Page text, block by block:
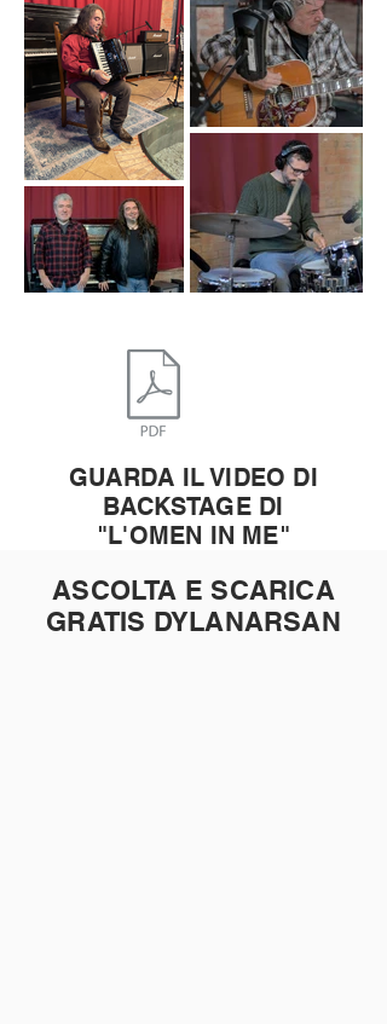
GUARDA IL VIDEO DI
BACKSTAGE DI
"L'OMEN IN ME"
ASCOLTA E SCARICA
GRATIS DYLANARSAN